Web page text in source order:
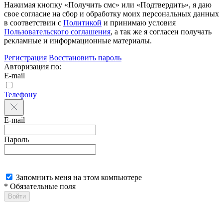
Нажимая кнопку «Получить смс» или «Подтвердить», я даю
свое согласие на сбор и обработку моих персональных данных
в соответствии с Политикой и принимаю условия
Пользовательского соглашения, а так же я согласен получать
рекламные и информационные материалы.
Регистрация Восстановить пароль
Авторизация по:
E-mail
Телефону
E-mail
Пароль
Запомнить меня на этом компьютере
* Обязательные поля
Войти